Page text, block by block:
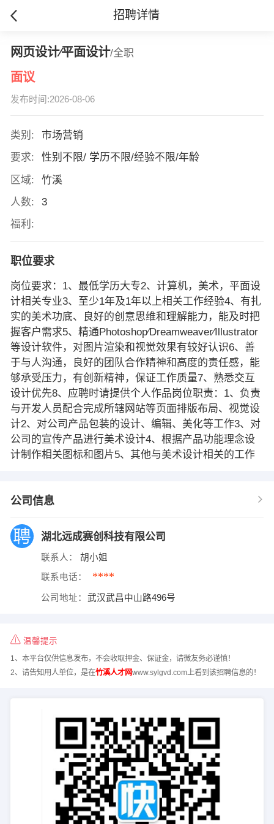
招聘详情
网页设计∕平面设计/全职
面议
发布时间:2026-08-06
类别:
市场营销
要求:
性别不限/ 学历不限/经验不限/年龄
区域:
竹溪
人数:
3
福利:
职位要求
岗位要求：1、最低学历大专2、计算机，美术，平面设
计相关专业3、至少1年及1年以上相关工作经验4、有扎
实的美术功底、良好的创意思维和理解能力，能及时把
握客户需求5、精通Photoshop∕Dreamweaver∕Illustrator
等设计软件，对图片渲染和视觉效果有较好认识6、善
于与人沟通，良好的团队合作精神和高度的责任感，能
够承受压力，有创新精神，保证工作质量7、熟悉交互
设计优先8、应聘时请提供个人作品岗位职责：1、负责
与开发人员配合完成所辖网站等页面排版布局、视觉设
计2、对公司产品包装的设计、编辑、美化等工作3、对
公司的宣传产品进行美术设计4、根据产品功能理念设
计制作相关图标和图片5、其他与美术设计相关的工作
公司信息
湖北远成赛创科技有限公司
联系人： 胡小姐
联系电话： ****
公司地址： 武汉武昌中山路496号
温馨提示
1、本平台仅供信息发布，不会收取押金、保证金，请微友务必谨慎！
2、请告知用人单位，是在竹溪人才网www.sylgvd.com上看到该招聘信息的！